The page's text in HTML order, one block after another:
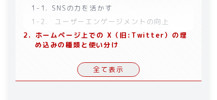
1-1 .
SNSの力を活かす
1-2 .
ユーザーエンゲージメントの向上
2 .
ホームページ上での X（旧:Twitter）の埋
め込みの種類と使い分け
個別ツイート埋め込み
全て表示